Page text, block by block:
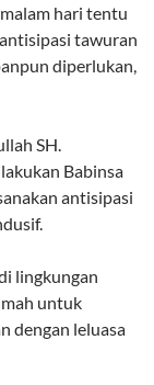
hari tentu
tawuran
diperlukan,
SH.
Babinsa
antisipasi
lingkungan
untuk
dengan leluasa